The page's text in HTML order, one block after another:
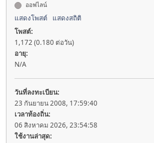
ออฟไลน์
แสดงโพสต์
แสดงสถิติ
โพสต์:
1,172 (0.180 ต่อวัน)
อายุ:
N/A
วันที่ลงทะเบียน:
23 กันยายน 2008, 17:59:40
เวลาท้องถิ่น:
06 สิงหาคม 2026, 23:54:58
ใช้งานล่าสุด: